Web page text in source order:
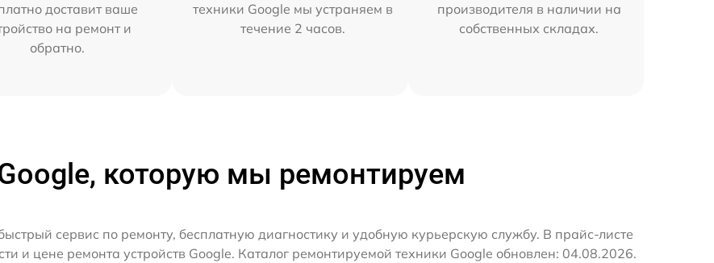
доставит ваше
на ремонт и
обратно.
техники Google мы устраняем в
течение 2 часов.
производителя в наличии на
собственных складах.
которую мы ремонтируем
сервис по ремонту, бесплатную диагностику и удобную курьерскую службу. В прайс-листе
и цене ремонта устройств Google. Каталог ремонтируемой техники Google обновлен: 04.08.2026.